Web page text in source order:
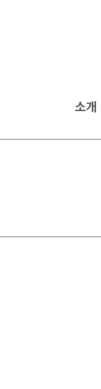
소개